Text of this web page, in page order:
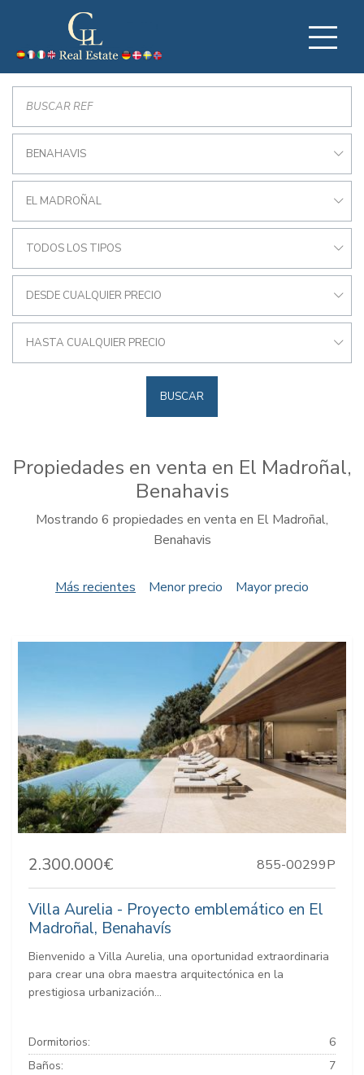
BENAHAVIS
EL MADROÑAL
TODOS LOS TIPOS
DESDE CUALQUIER PRECIO
HASTA CUALQUIER PRECIO
BUSCAR
Propiedades en venta en El Madroñal,
Benahavis
Mostrando 6 propiedades en venta en El Madroñal,
Benahavis
Más recientes Menor precio Mayor precio
2.300.000€ 855-00299P
Villa Aurelia - Proyecto emblemático en El
Madroñal, Benahavís
Bienvenido a Villa Aurelia, una oportunidad extraordinaria
para crear una obra maestra arquitectónica en la
prestigiosa urbanización...
Dormitorios:
6
Baños:
7